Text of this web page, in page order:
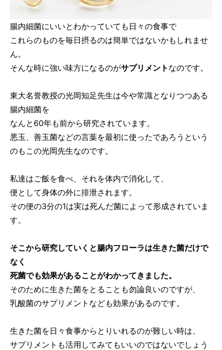
腸内細菌にいいとわかっていても日々の食事で
これらのものを毎日摂るのは簡単ではないかもしれませ
ん。
そんな時に強い味方になるのがサプリメント なのです。
東大名誉教授の光岡知足先生は今や常識となりつつある
腸内細菌を
なんと60年も前から研究されています。
悪玉、善玉菌などの言葉を最初に使ったであろうという
のもこの光岡先生なのです。
私達はご飯を食べ、それを体内で消化して、
便として身体の外に排泄されます。
その便の3分の1は実は死んだ菌によって形成されていま
す。
そこから研究していくと腸内フローラは生きた菌だけで
なく
死菌でも効果があることがわかってきました。
そのために生きた菌をとることも勿論良いのですが、
乳酸菌のサプリメントなども効果があるのです。
生きた菌を日々食事からとりいれるのが難しい時は、
サプリメントも活用してみてもいいのではないでしょう